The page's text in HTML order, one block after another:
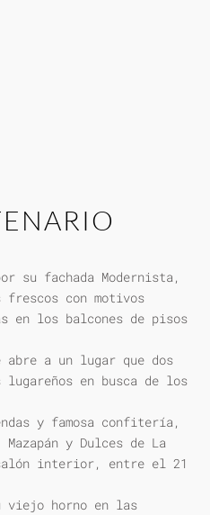
su fachada Modernista,
frescos con motivos
los balcones de pisos
abre a un lugar que dos
en busca de los
y famosa confitería,
y Dulces de La
interior, entre el 21
viejo horno en las